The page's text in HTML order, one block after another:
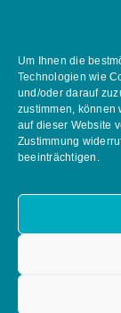
Um Ihnen die
Technologien wie
und/oder darauf
zustimmen, können
auf dieser Website
Zustimmung
beeinträchtigen.
info@az-
+ 49 (0)
FOLLOW AZ